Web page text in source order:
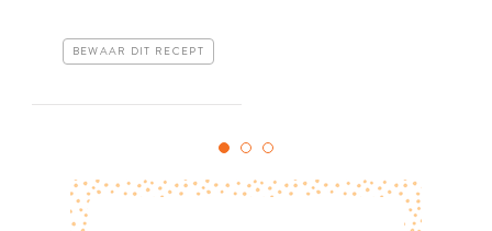
BEWAAR DIT RECEPT